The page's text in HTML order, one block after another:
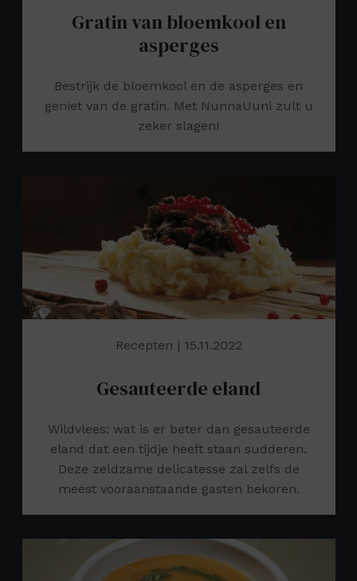
Gratin van bloemkool en
asperges
Bestrijk de bloemkool en de asperges en
geniet van de gratin. Met NunnaUuni zult u
zeker slagen!
Recepten | 15.11.2022
Gesauteerde eland
Wildvlees: wat is er beter dan gesauteerde
eland dat een tijdje heeft staan sudderen.
Deze zeldzame delicatesse zal zelfs de
meest vooraanstaande gasten bekoren.